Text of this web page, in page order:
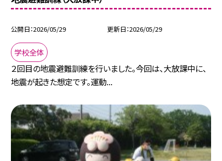
公開日 2026/05/29 更新日 2026/05/29
学校全体
２回目の地震避難訓練を行いました。今回は、大放課中に、
地震が起きた想定です。運動...